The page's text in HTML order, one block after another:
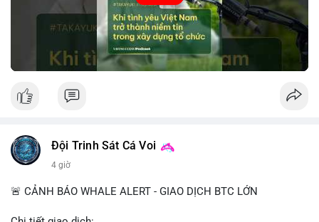
Nguồn: VIETSUCCESS
Đội Trinh Sát Cá Voi
4 giờ
🚨 CẢNH BÁO WHALE ALERT - GIAO DỊCH BTC LỚN